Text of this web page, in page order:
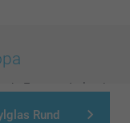
Rund
France
Ireland
Suisse